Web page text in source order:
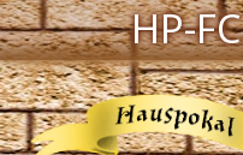
HP-
Navigation
Harry